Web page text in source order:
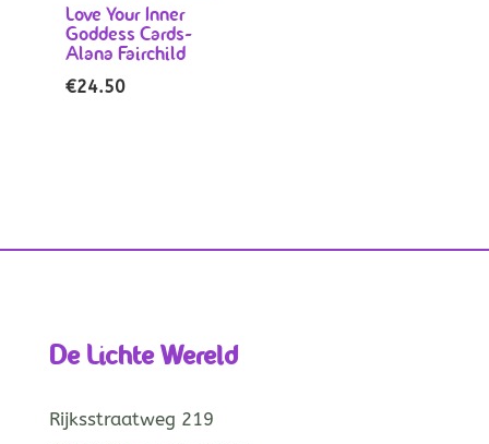
Love Your Inner
Goddess Cards-
Alana Fairchild
€24.50
De Lichte Wereld
Rijksstraatweg 219